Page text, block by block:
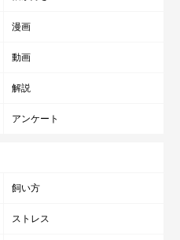
漫画
動画
解説
アンケート
飼い方
ストレス